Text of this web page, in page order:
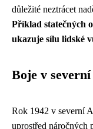
důležité neztrácet
Příklad statečných
ukazuje sílu lidské
Boje v
Rok 1942 v severní
uprostřed náročných